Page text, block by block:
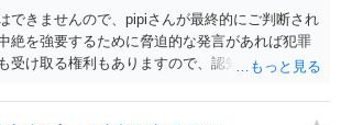
できませんので、pipiさんが最終的にご判断され
絶を強要するために脅迫的な発言があれば犯罪
受け取る権利もありますので、認知等につきお